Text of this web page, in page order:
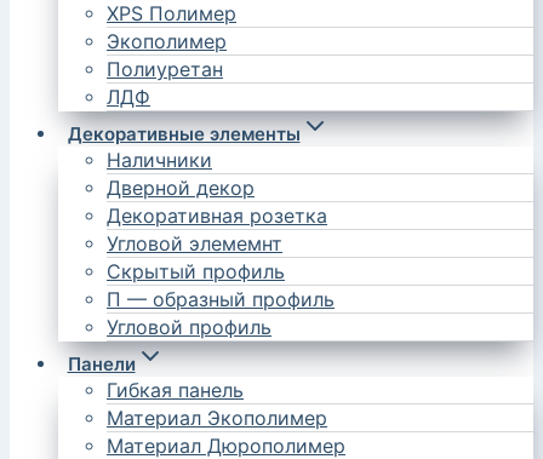
XPS Полимер
Экополимер
Полиуретан
ЛДФ
Декоративные элементы
Наличники
Дверной декор
Декоративная розетка
Угловой элемемнт
Скрытый профиль
П — образный профиль
Угловой профиль
Панели
Гибкая панель
Материал Экополимер
Материал Дюрополимер